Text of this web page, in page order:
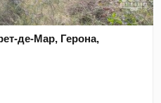
де-Мар, Герона,